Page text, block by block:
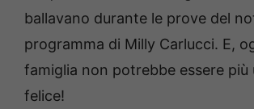
ballavano durante le prove del
programma di Milly Carlucci. E,
famiglia non potrebbe essere più
felice!